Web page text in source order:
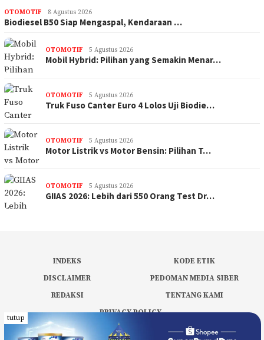
OTOMOTIF 8 Agustus 2026
Biodiesel B50 Siap Mengaspal, Kendaraan …
OTOMOTIF 5 Agustus 2026
Mobil Hybrid: Pilihan yang Semakin Menar…
OTOMOTIF 5 Agustus 2026
Truk Fuso Canter Euro 4 Lolos Uji Biodie…
OTOMOTIF 5 Agustus 2026
Motor Listrik vs Motor Bensin: Pilihan T…
OTOMOTIF 5 Agustus 2026
GIIAS 2026: Lebih dari 550 Orang Test Dr…
INDEKS
KODE ETIK
DISCLAIMER
PEDOMAN MEDIA SIBER
REDAKSI
TENTANG KAMI
PRIVACY POLICY
tutup